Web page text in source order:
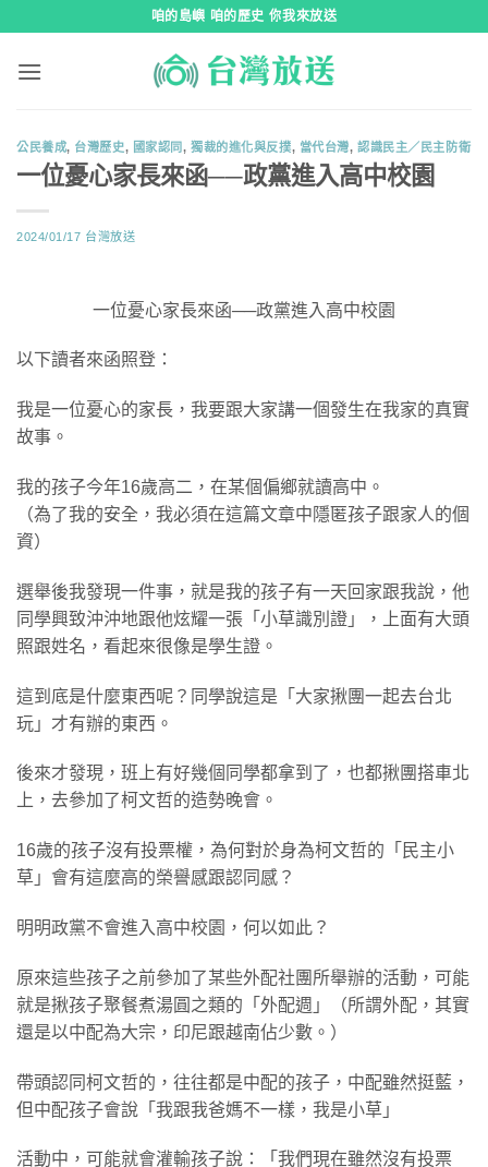
咱的島嶼 咱的歷史 你我來放送
公民養成, 台灣歷史, 國家認同,獨裁的進化與反撲, 當代台灣,認識民主／民主防衛
一位憂心家長來函──政黨進入高中校園
2024/01/17 台灣放送
一位憂心家長來函──政黨進入高中校園
以下讀者來函照登：
我是一位憂心的家長，我要跟大家講一個發生在我家的真實
故事。
我的孩子今年16歲高二，在某個偏鄉就讀高中。
（為了我的安全，我必須在這篇文章中隱匿孩子跟家人的個
資）
選舉後我發現一件事，就是我的孩子有一天回家跟我說，他
同學興致沖沖地跟他炫耀一張「小草識別證」，上面有大頭
照跟姓名，看起來很像是學生證。
這到底是什麼東西呢？同學說這是「大家揪團一起去台北
玩」才有辦的東西。
後來才發現，班上有好幾個同學都拿到了，也都揪團搭車北
上，去參加了柯文哲的造勢晚會。
16歲的孩子沒有投票權，為何對於身為柯文哲的「民主小
草」會有這麼高的榮譽感跟認同感？
明明政黨不會進入高中校園，何以如此？
原來這些孩子之前參加了某些外配社團所舉辦的活動，可能
就是揪孩子聚餐煮湯圓之類的「外配週」（所謂外配，其實
還是以中配為大宗，印尼跟越南佔少數。）
帶頭認同柯文哲的，往往都是中配的孩子，中配雖然挺藍，
但中配孩子會說「我跟我爸媽不一樣，我是小草」
活動中，可能就會灌輸孩子說：「我們現在雖然沒有投票